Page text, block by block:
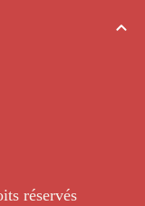
réservés